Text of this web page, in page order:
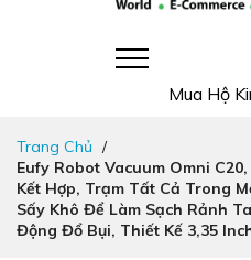
Mua Hộ
nhanh
đến
nội
dung
Trang Chủ
Eufy Robot Vacuum Omni
Kết Hợp, Trạm Tất Cả Trong
Sấy Khô Để Làm Sạch Rảnh
Động Đổ Bụi, Thiết Kế 3,35